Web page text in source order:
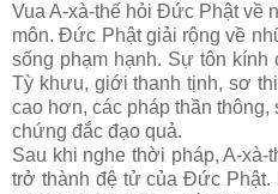
Vua A-xà-thế hỏi Ðức Phật về
môn. Ðức Phật giải rộng về
sống phạm hạnh. Sự tôn
Tỳ khưu, giới thanh tịnh, sơ
cao hơn, các pháp thần
chứng đắc đạo quả.
Sau khi nghe thời pháp, A-xà-
trở thành đệ tử của Ðức Phật.